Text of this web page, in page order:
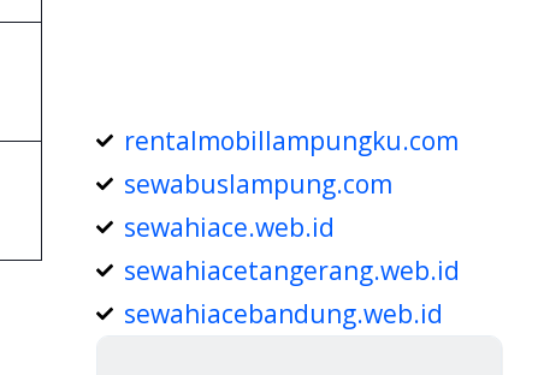
rentalmobillampungku.com
sewabuslampung.com
sewahiace.web.id
sewahiacetangerang.web.id
sewahiacebandung.web.id